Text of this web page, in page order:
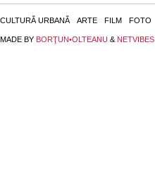
CULTURĂ URBANĂ ARTE FILM FOTO
MADE BY BORŢUN•OLTEANU & NETVIBES